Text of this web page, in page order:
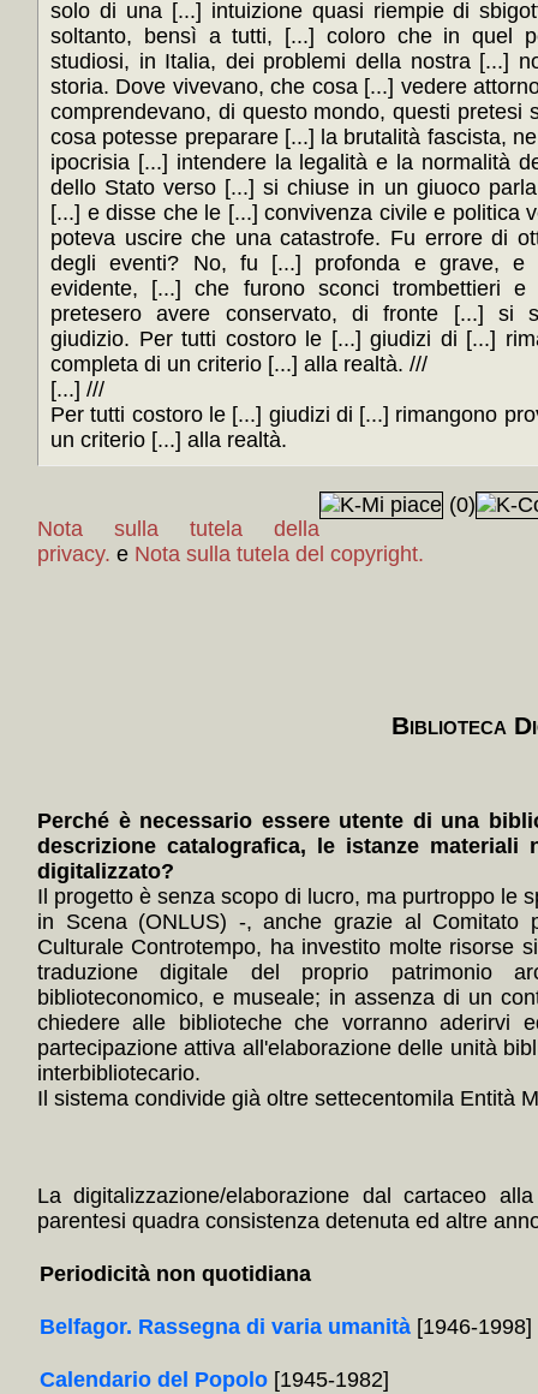
solo di una [...] intuizione quasi riempie di
soltanto, bensì a tutti, [...] coloro che in quel
studiosi, in Italia, dei problemi della nostra [...]
storia. Dove vivevano, che cosa [...] vedere
comprendevano, di questo mondo, questi pretesi
cosa potesse preparare [...] la brutalità fascista,
ipocrisia [...] intendere la legalità e la normalità
dello Stato verso [...] si chiuse in un giuoco
[...] e disse che le [...] convivenza civile e politica
poteva uscire che una catastrofe. Fu errore di
degli eventi? No, fu [...] profonda e grave, e
evidente, [...] che furono sconci trombettieri
pretesero avere conservato, di fronte [...] si
giudizio. Per tutti costoro le [...] giudizi di [...]
completa di un criterio [...] alla realtà. ///
[...] ///
Per tutti costoro le [...] giudizi di [...] rimangono
un criterio [...] alla realtà.
(0)
Nota sulla tutela della
privacy. e Nota sulla tutela del copyright.
Biblioteca
Perché è necessario essere utente di una
descrizione catalografica, le istanze
digitalizzato?
Il progetto è senza scopo di lucro, ma purtroppo le
in Scena (ONLUS) -, anche grazie al Comitato
Culturale Controtempo, ha investito molte risorse
traduzione digitale del proprio patrimonio
biblioteconomico, e museale; in assenza di un
chiedere alle biblioteche che vorranno aderirvi
partecipazione attiva all'elaborazione delle unità
interbibliotecario.
Il sistema condivide già oltre settecentomila Entità
La digitalizzazione/elaborazione dal cartaceo
parentesi quadra consistenza detenuta ed altre
Periodicità non quotidiana
Belfagor. Rassegna di varia umanità [1946-1998]
Calendario del Popolo [1945-1982]